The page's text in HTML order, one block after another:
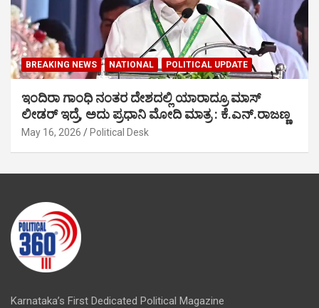
BREAKING NEWS NATIONAL POLITICAL UPDATE
ಇಂದಿರಾ ಗಾಂಧಿ ನಂತರ ದೇಶದಲ್ಲಿ ಯಾರಾದ್ರೂ ಮಾಸ್
ಲೀಡರ್ ಇದ್ರೆ, ಅದು ಪ್ರಧಾನಿ ಮೋದಿ ಮಾತ್ರ : ಕೆ.ಎನ್.ರಾಜಣ್ಣ
May 16, 2026 Political Desk
Karnataka’s First Dedicated Political Magazine